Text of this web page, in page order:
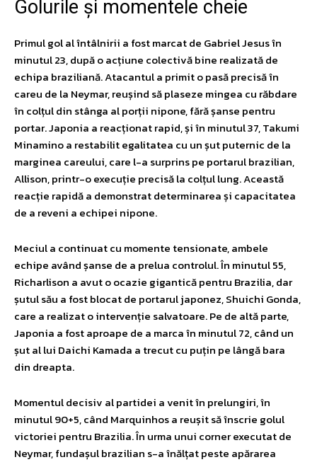
Golurile și momentele cheie
Primul gol al întâlnirii a fost marcat de Gabriel Jesus în
minutul 23, după o acțiune colectivă bine realizată de
echipa braziliană. Atacantul a primit o pasă precisă în
careu de la Neymar, reușind să plaseze mingea cu răbdare
în colțul din stânga al porții nipone, fără șanse pentru
portar. Japonia a reacționat rapid, și în minutul 37, Takumi
Minamino a restabilit egalitatea cu un șut puternic de la
marginea careului, care l-a surprins pe portarul brazilian,
Allison, printr-o execuție precisă la colțul lung. Această
reacție rapidă a demonstrat determinarea și capacitatea
de a reveni a echipei nipone.
Meciul a continuat cu momente tensionate, ambele
echipe având șanse de a prelua controlul. În minutul 55,
Richarlison a avut o ocazie gigantică pentru Brazilia, dar
șutul său a fost blocat de portarul japonez, Shuichi Gonda,
care a realizat o intervenție salvatoare. Pe de altă parte,
Japonia a fost aproape de a marca în minutul 72, când un
șut al lui Daichi Kamada a trecut cu puțin pe lângă bara
din dreapta.
Momentul decisiv al partidei a venit în prelungiri, în
minutul 90+5, când Marquinhos a reușit să înscrie golul
victoriei pentru Brazilia. În urma unui corner executat de
Neymar, fundașul brazilian s-a înălțat peste apărarea